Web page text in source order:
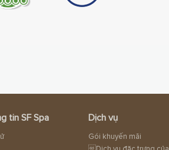
tin SF Spa Dịch vụ
Gói khuyến mãi